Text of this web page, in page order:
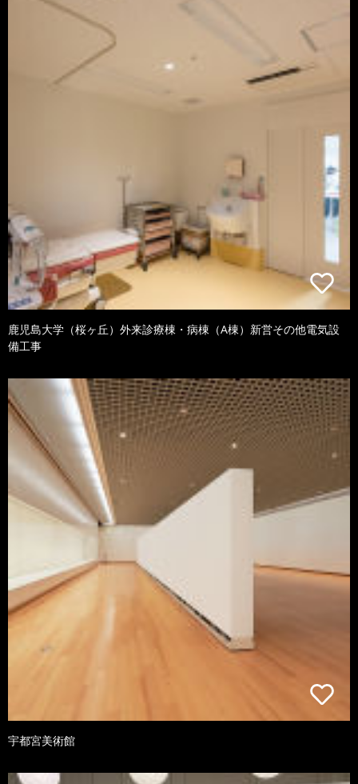
鹿児島大学（桜ヶ丘）外来診療棟・病棟（A棟）新営その他電気設
備工事
宇都宮美術館